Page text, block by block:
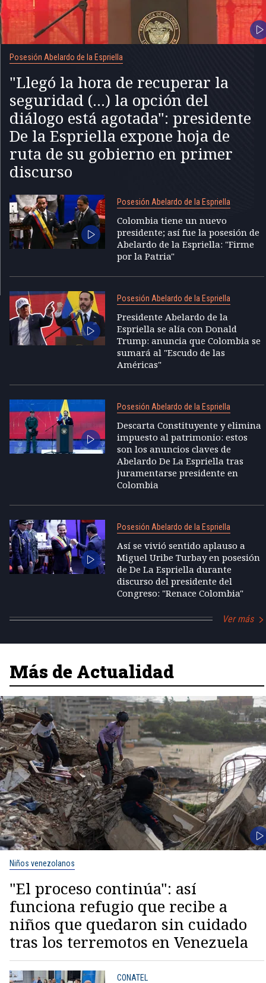
Posesión Abelardo de la Espriella
"Llegó la hora de recuperar la
seguridad (...) la opción del
diálogo está agotada": presidente
De la Espriella expone hoja de
ruta de su gobierno en primer
discurso
Posesión Abelardo de la Espriella
Colombia tiene un nuevo
presidente; así fue la posesión de
Abelardo de la Espriella: "Firme
por la Patria"
Posesión Abelardo de la Espriella
Presidente Abelardo de la
Espriella se alía con Donald
Trump: anuncia que Colombia se
sumará al "Escudo de las
Américas"
Posesión Abelardo de la Espriella
Descarta Constituyente y elimina
impuesto al patrimonio: estos
son los anuncios claves de
Abelardo De La Espriella tras
juramentarse presidente en
Colombia
Posesión Abelardo de la Espriella
Así se vivió sentido aplauso a
Miguel Uribe Turbay en posesión
de De La Espriella durante
discurso del presidente del
Congreso: "Renace Colombia"
Ver más
Más de Actualidad
Niños venezolanos
"El proceso continúa": así
funciona refugio que recibe a
niños que quedaron sin cuidado
tras los terremotos en Venezuela
CONATEL